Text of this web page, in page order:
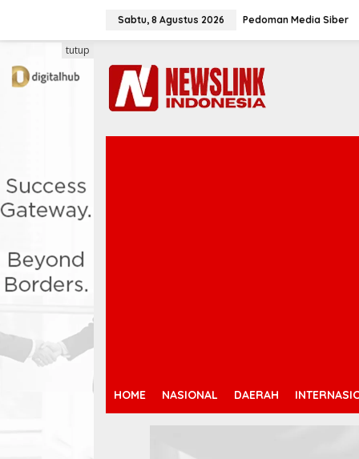
Sabtu, 8 Agustus 2026 Pedoman Media Siber
HOME NASIONAL DAERAH
tutup